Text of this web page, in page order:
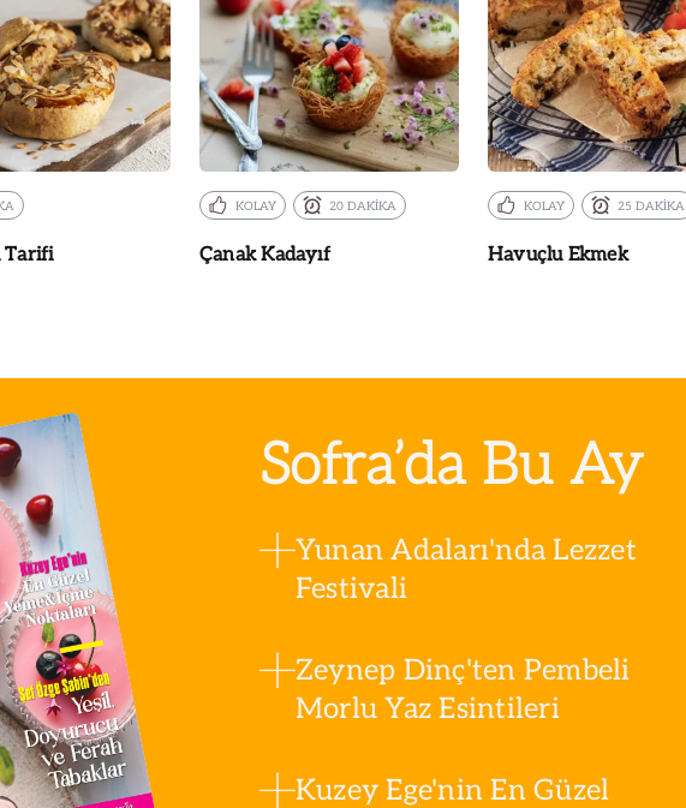
Tarifi
KOLAY 20 DAKİKA
Çanak Kadayıf
KOLAY 25 DAKİKA
Havuçlu Ekmek
Sofra’da Bu Ay
Yunan Adaları'nda Lezzet
Festivali
Zeynep Dinç'ten Pembeli
Morlu Yaz Esintileri
Kuzey Ege'nin En Güzel